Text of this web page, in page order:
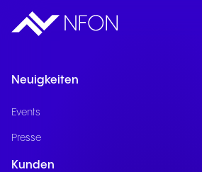
Neuigkeiten
Events
Presse
Kunden